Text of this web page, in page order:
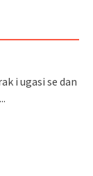
i ugasi se dan